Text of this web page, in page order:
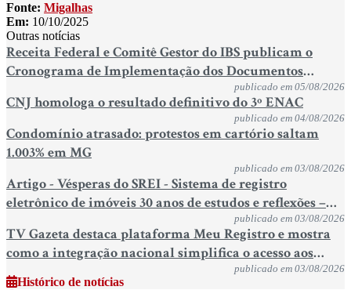
Fonte: Migalhas
Em: 10/10/2025
Outras notícias
Receita Federal e Comitê Gestor do IBS publicam o
Cronograma de Implementação dos Documentos
Fiscais Eletrônicos da Reforma Tributária do Consumo
publicado em 05/08/2026
CNJ homologa o resultado definitivo do 3º ENAC
publicado em 04/08/2026
Condomínio atrasado: protestos em cartório saltam
1.003% em MG
publicado em 03/08/2026
Artigo - Vésperas do SREI - Sistema de registro
eletrônico de imóveis 30 anos de estudos e reflexões –
publicado em 03/08/2026
TV Gazeta destaca plataforma Meu Registro e mostra
como a integração nacional simplifica o acesso aos
serviços registrais
publicado em 03/08/2026
Histórico de notícias